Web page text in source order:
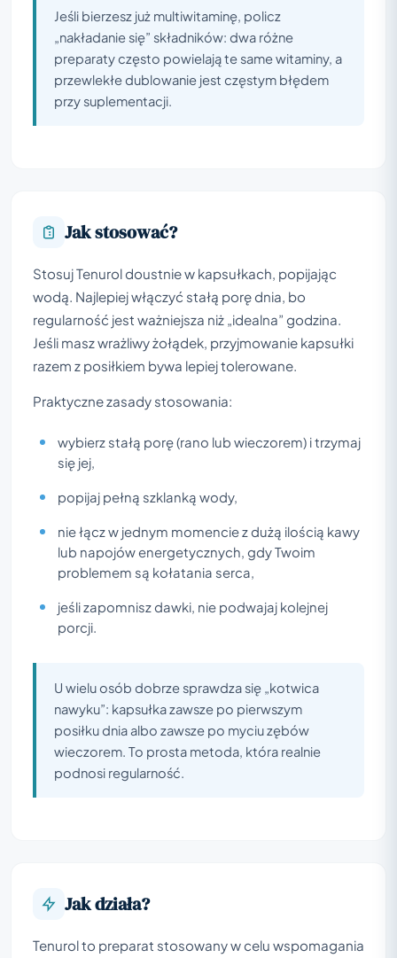
Jeśli bierzesz już multiwitaminę, policz
„nakładanie się” składników: dwa różne
preparaty często powielają te same witaminy, a
przewlekłe dublowanie jest częstym błędem
przy suplementacji.
Jak stosować?
Stosuj Tenurol doustnie w kapsułkach, popijając
wodą. Najlepiej włączyć stałą porę dnia, bo
regularność jest ważniejsza niż „idealna” godzina.
Jeśli masz wrażliwy żołądek, przyjmowanie kapsułki
razem z posiłkiem bywa lepiej tolerowane.
Praktyczne zasady stosowania:
wybierz stałą porę (rano lub wieczorem) i trzymaj
się jej,
popijaj pełną szklanką wody,
nie łącz w jednym momencie z dużą ilością kawy
lub napojów energetycznych, gdy Twoim
problemem są kołatania serca,
jeśli zapomnisz dawki, nie podwajaj kolejnej
porcji.
U wielu osób dobrze sprawdza się „kotwica
nawyku”: kapsułka zawsze po pierwszym
posiłku dnia albo zawsze po myciu zębów
wieczorem. To prosta metoda, która realnie
podnosi regularność.
Jak działa?
Tenurol to preparat stosowany w celu wspomagania